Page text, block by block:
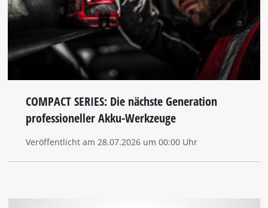
COMPACT SERIES: Die nächste Generation
professioneller Akku-Werkzeuge
Veröffentlicht am 28.07.2026 um 00:00 Uhr